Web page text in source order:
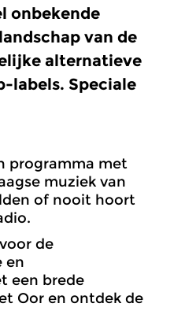
onbekende
van de
alternatieve
labels. Speciale
programma met
muziek van
of nooit hoort
de
en
een brede
Oor en ontdek de